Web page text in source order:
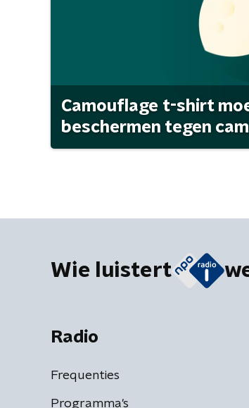
Camouflage t-shirt
beschermen tegen
Wie luistert
Radio
Frequenties
Programma's